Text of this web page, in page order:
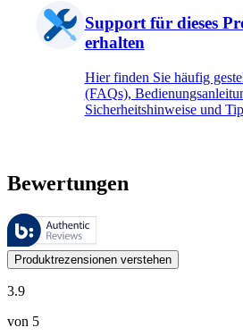
Support für dieses
erhalten
Hier finden Sie häufig
(FAQs),
Sicherheitshinweise und
Bewertungen
Diese Bewertungen werden von
Kundenmeinungen in Form von
Produktrezensionen verstehen
3.9
von 5